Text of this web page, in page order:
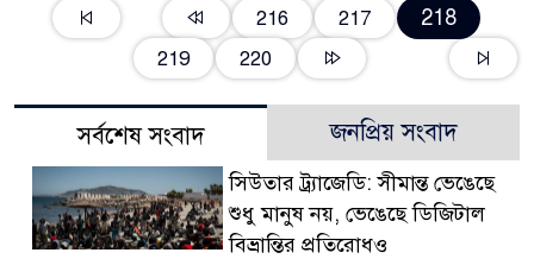
216 217 218
219 220
সর্বশেষ সংবাদ জনপ্রিয় সংবাদ
সিউতার ট্র্যাজেডি: সীমান্ত ভেঙেছে
শুধু মানুষ নয়, ভেঙেছে ডিজিটাল
বিভ্রান্তির প্রতিরোধও